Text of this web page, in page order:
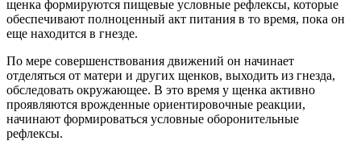
щенка формируются пищевые условные рефлексы, которые
обеспечивают полноценный акт питания в то время, пока он
еще находится в гнезде.
По мере совершенствования движений он начинает
отделяться от матери и других щенков, выходить из гнезда,
обследовать окружающее. В это время у щенка активно
проявляются врожденные ориентировочные реакции,
начинают формироваться условные оборонительные
рефлексы.